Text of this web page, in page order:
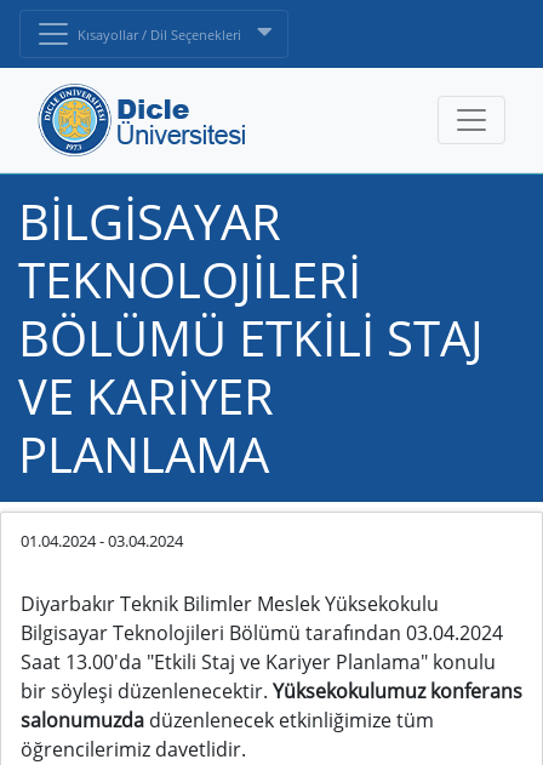
Kısayollar / Dil Seçenekleri
BİLGİSAYAR
TEKNOLOJİLERİ
BÖLÜMÜ ETKİLİ STAJ
VE KARİYER
PLANLAMA
01.04.2024-03.04.2024
Diyarbakır Teknik Bilimler Meslek Yüksekokulu
Bilgisayar Teknolojileri Bölümü tarafından 03.04.2024
Saat 13.00'da "Etkili Staj ve Kariyer Planlama" konulu
bir söyleşi düzenlenecektir. Yüksekokulumuz konferans
salonumuzda düzenlenecek etkinliğimize tüm
öğrencilerimiz davetlidir.